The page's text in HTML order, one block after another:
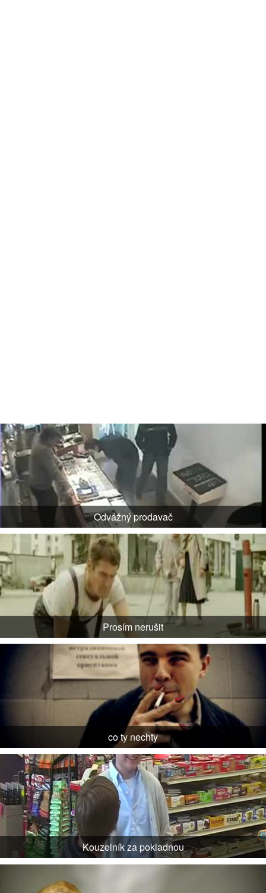
Odvážný prodavač
Prosím nerušit
co ty nechty
Kouzelník za pokladnou